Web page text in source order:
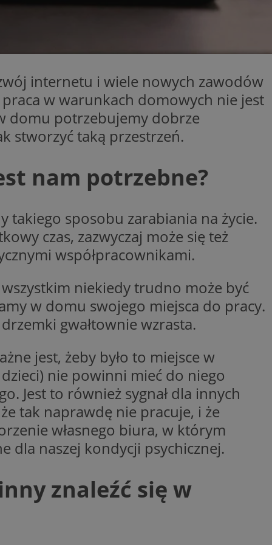
internetu i wiele nowych zawodów
praca w warunkach domowych nie jest
domu potrzebujemy dobrze
stworzyć taką przestrzeń.
nam potrzebne?
takiego sposobu zarabiania na życie.
czas, zazwyczaj może się też
współpracownikami.
niekiedy trudno może być
w domu swojego miejsca do pracy.
gwałtownie wzrasta.
jest, żeby było to miejsce w
nie powinni mieć do niego
Jest to również sygnał dla innych
tak naprawdę nie pracuje, i że
własnego biura, w którym
dla naszej kondycji psychicznej.
znaleźć się w
to konieczne,
poprawnie.
zgody
ich interakcji z
zostaną
dla
określone
skuteczności, a
w różnych
do śledzenia i
interakcji
w
do
o tym, jak
na przykład jakie
o błędach są
mogą być
i
Microsoft
informacji
stron w jedną
Universal
Jest on
i służy do
i zawiera
końcowy korzysta
które
tej
(którego
przeglądarka
w celu śledzenia
które
użytkownika
for
reklam w
aby śledzić
YouTube
produktów
rzeczywistym od
Opis